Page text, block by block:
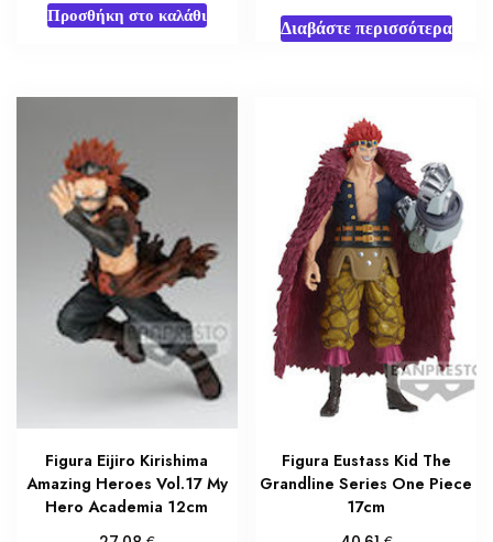
Προσθήκη στο καλάθι
Διαβάστε περισσότερα
Figura Eijiro Kirishima
Amazing Heroes Vol.17 My
Hero Academia 12cm
Figura Eustass Kid The
Grandline Series One Piece
17cm